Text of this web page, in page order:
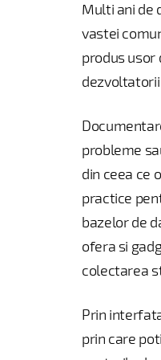
Multi ani de
vastei
produs
probleme
din ceea ce
practice
bazelor de
ofera si
colectarea
Prin
prin care